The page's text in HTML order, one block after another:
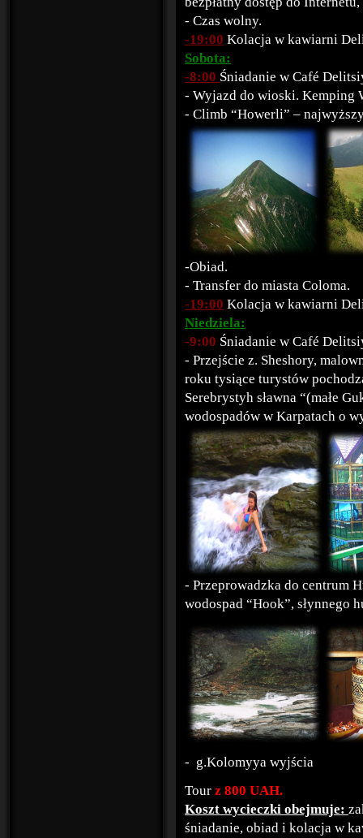
- Czas wolny.
-19:00 Kolacja w kawiarni
Sobota:
-8:00 Śniadanie w Café
- Wyjazd do wioski. Kemping
- Climb “Howerli” –
-Obiad.
- Transfer do miasta Coloma.
-19:00 Kolacja w kawiarni
Niedziela:
-9:00 Śniadanie w Café
- Przejście z. Sheshory,
roku tysiące turystów
Serebrystyh sławna “(małe
wodospadów w Karpatach o
- Przeprowadzka do centrum
wodospad “Hook”, słynnego
- g.Kolomyya wyjścia
Tour z 800 UAH.
Koszt wycieczki obejmuje:
śniadanie, obiad i kolacja w